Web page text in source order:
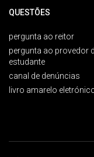
QUESTÕES
pergunta ao reitor
pergunta ao provedor
estudante
canal de denúncias
livro amarelo